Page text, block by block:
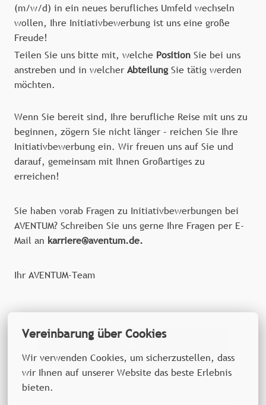
Vereinbarung über Cookies
Wir verwenden Cookies, um sicherzustellen, dass
wir Ihnen auf unserer Website das beste Erlebnis
bieten.
(m/w/d) in ein neues berufliches Umfeld wechseln
wollen, Ihre Initiativbewerbung ist uns eine große
Freude!
Teilen Sie uns bitte mit, welche Position Sie bei uns
anstreben und in welcher Abteilung Sie tätig werden
möchten.
Wenn Sie bereit sind, Ihre berufliche Reise mit uns zu
beginnen, zögern Sie nicht länger – reichen Sie Ihre
Initiativbewerbung ein. Wir freuen uns auf Sie und
darauf, gemeinsam mit Ihnen Großartiges zu
erreichen!
Sie haben vorab Fragen zu Initiativbewerbungen bei
AVENTUM? Schreiben Sie uns gerne Ihre Fragen per E-
Mail an karriere@aventum.de.
Ihr AVENTUM-Team